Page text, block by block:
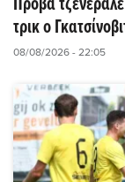
τρικ ο
08/08/2026 - 22:05